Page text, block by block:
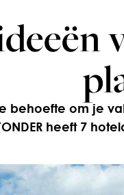
behoefte om je
heeft 7